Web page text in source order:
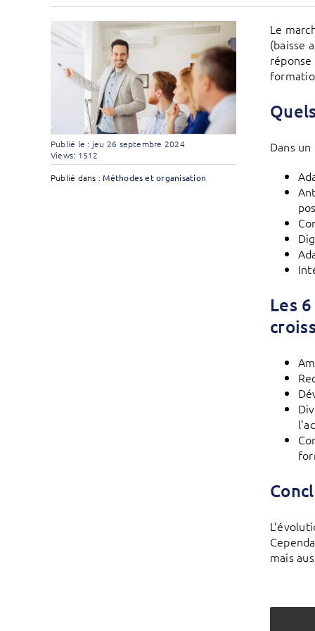
Publié le : jeu 26 septembre 2024
Views: 1512
Publié dans :Méthodes et organisation
Le
(baisse
Dans
Les
mais